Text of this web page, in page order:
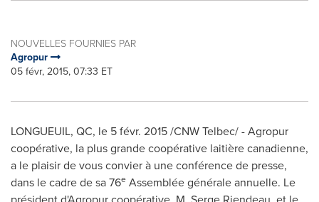
NOUVELLES FOURNIES PAR
Agropur
05 févr, 2015, 07:33 ET
LONGUEUIL, QC, le 5 févr. 2015 /CNW Telbec/ - Agropur
coopérative, la plus grande coopérative laitière canadienne,
a le plaisir de vous convier à une conférence de presse,
dans le cadre de sa 76e Assemblée générale annuelle. Le